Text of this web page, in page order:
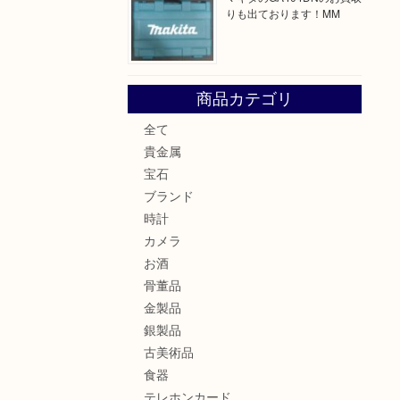
りも出ております！MM
商品カテゴリ
全て
貴金属
宝石
ブランド
時計
カメラ
お酒
骨董品
金製品
銀製品
古美術品
食器
テレホンカード